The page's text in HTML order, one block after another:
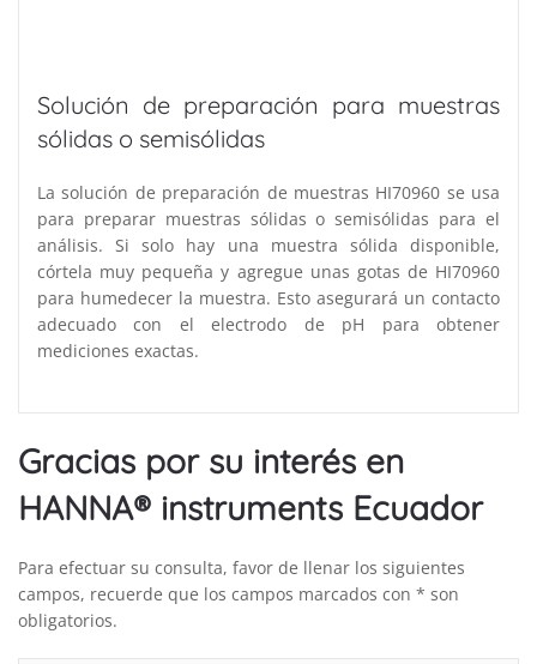
Solución de preparación para muestras
sólidas o semisólidas
La solución de preparación de muestras HI70960 se usa
para preparar muestras sólidas o semisólidas para el
análisis. Si solo hay una muestra sólida disponible,
córtela muy pequeña y agregue unas gotas de HI70960
para humedecer la muestra. Esto asegurará un contacto
adecuado con el electrodo de pH para obtener
mediciones exactas.
Gracias por su interés en
HANNA® instruments Ecuador
Para efectuar su consulta, favor de llenar los siguientes
campos, recuerde que los campos marcados con * son
obligatorios.